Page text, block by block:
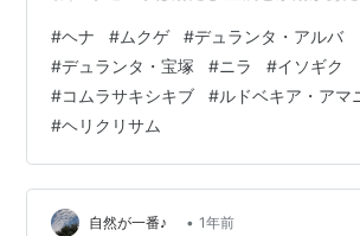
ろう？ 寒さは糖分で凍らないだっけ？ 暑
あとで調べてみよう ムクゲ 八重咲き 暑
つ咲いていた♡ 今年はほんとにずっと咲
一つJ順番に咲く感じで 多くても同時に
咲いてないけど 7月初めから2カ月も咲
て♡ …
#ヘナ #ムクゲ #デュランタ・アルバ
#デュランタ・宝塚 #ニラ #イソギク
#コムラサキシキブ #ルドベキア・アマ
#ヘリクリサム
自然が一番♪ • 1年前